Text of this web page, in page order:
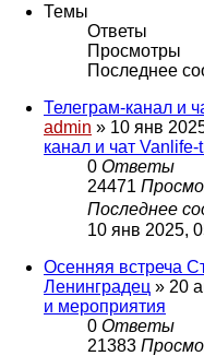
Темы
Ответы
Просмотры
Последнее
Телеграм-канал и
admin » 10 янв
канал и чат Vanlife-
0 Ответы
24471
Последнее
10 янв 2025,
Осенняя встреча
Ленинградец » 20
и мероприятия
0 Ответы
21383